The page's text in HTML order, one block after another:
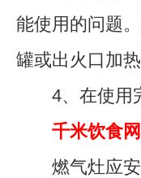
能使用的问题
罐或出火口加
4、在使用完
千米饮食
燃气灶应安